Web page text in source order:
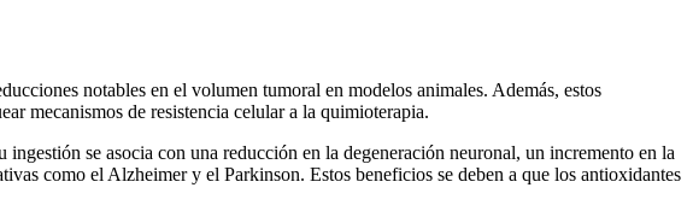
notables en el volumen tumoral en modelos animales. Además, estos
mecanismos de resistencia celular a la quimioterapia.
se asocia con una reducción en la degeneración neuronal, un incremento en la
como el Alzheimer y el Parkinson. Estos beneficios se deben a que los antioxidantes